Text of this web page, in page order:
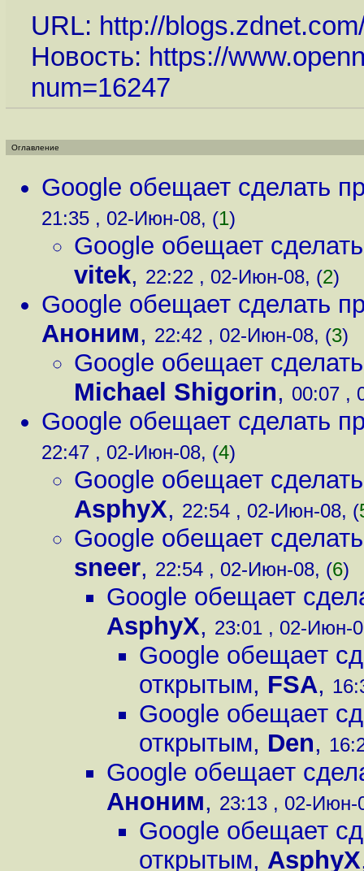
URL: http://
Новость: https://
num=16247
Оглавление
Google обещает сделать
21:35 , 02-Июн-08, (1)
Google обещает
vitek, 22:22 , 02-Июн-08, (2)
Google обещает сделать
Аноним, 22:42 , 02-Июн-08, (3)
Google обещает
Michael Shigorin, 00:07 ,
Google обещает сделать
22:47 , 02-Июн-08, (4)
Google обещает
AsphyX, 22:54 , 02-Июн-08, (
Google обещает
sneer, 22:54 , 02-Июн-08, (6)
Google обещает
AsphyX, 23:01 , 02-Июн-
Google обещает
открытым, FSA,
Google обещает
открытым, Den,
Google обещает
Аноним, 23:13 , 02-Июн-
Google обещает
открытым, AsphyX